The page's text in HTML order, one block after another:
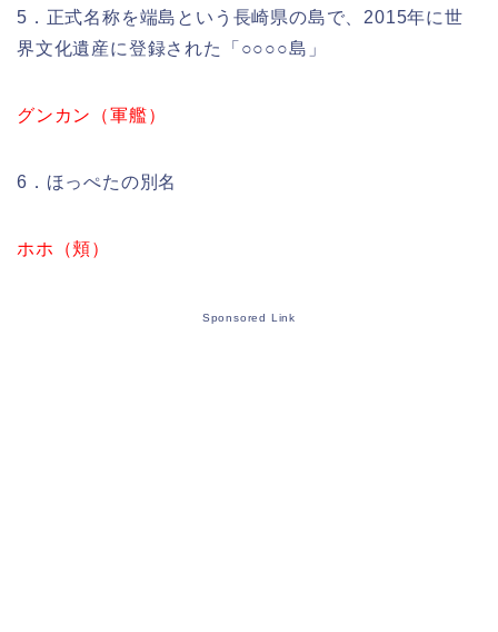
5．正式名称を端島という長崎県の島で、2015年に世
界文化遺産に登録された「○○○○島」
グンカン（軍艦）
6．ほっぺたの別名
ホホ（頬）
Sponsored Link